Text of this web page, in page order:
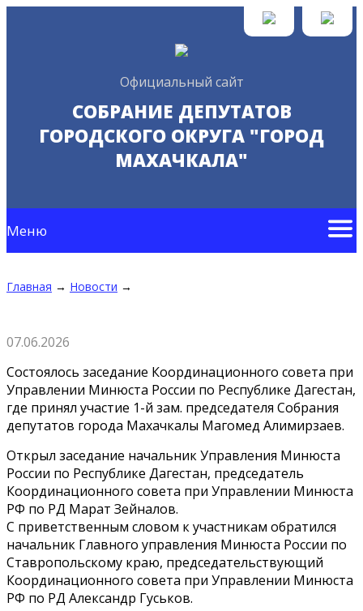
Официальный сайт
СОБРАНИЕ ДЕПУТАТОВ
ГОРОДСКОГО ОКРУГА "ГОРОД
МАХАЧКАЛА"
Меню
Главная → Новости →
07.06.2026
Состоялось заседание Координационного совета при
Управлении Минюста России по Республике Дагестан,
где принял участие 1-й зам. председателя Собрания
депутатов города Махачкалы Магомед Алимирзаев.
Открыл заседание начальник Управления Минюста
России по Республике Дагестан, председатель
Координационного совета при Управлении Минюста
РФ по РД Марат Зейналов.
С приветственным словом к участникам обратился
начальник Главного управления Минюста России по
Ставропольскому краю, председательствующий
Координационного совета при Управлении Минюста
РФ по РД Александр Гуськов.